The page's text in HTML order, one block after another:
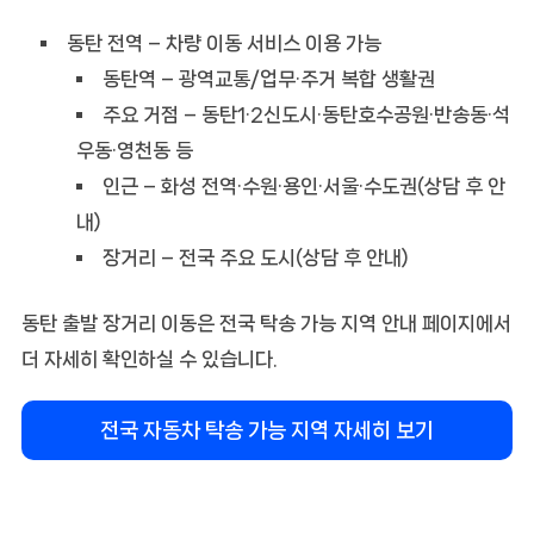
동탄 전역 – 차량 이동 서비스 이용 가능
동탄역 – 광역교통/업무·주거 복합 생활권
주요 거점 – 동탄1·2신도시·동탄호수공원·반송동·석
우동·영천동 등
인근 – 화성 전역·수원·용인·서울·수도권(상담 후 안
내)
장거리 – 전국 주요 도시(상담 후 안내)
동탄 출발 장거리 이동은 전국 탁송 가능 지역 안내 페이지에서
더 자세히 확인하실 수 있습니다.
전국 자동차 탁송 가능 지역 자세히 보기